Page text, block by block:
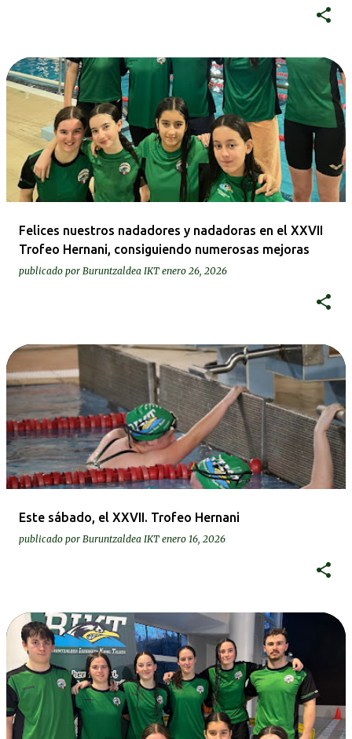
Felices nuestros nadadores y nadadoras en el XXVII
Trofeo Hernani, consiguiendo numerosas mejoras
publicado por Buruntzaldea IKT enero 26, 2026
Este sábado, el XXVII. Trofeo Hernani
publicado por Buruntzaldea IKT enero 16, 2026